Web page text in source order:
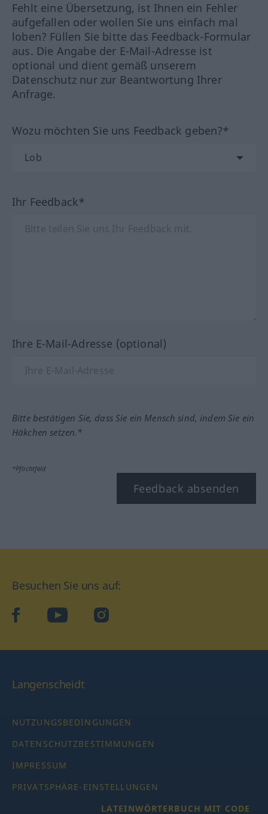
Fehlt eine Übersetzung, ist Ihnen ein Fehler
aufgefallen oder wollen Sie uns einfach mal
loben? Füllen Sie bitte das Feedback-Formular
aus. Die Angabe der E-Mail-Adresse ist
optional und dient gemäß unserem
Datenschutz nur zur Beantwortung Ihrer
Anfrage.
Wozu möchten Sie uns Feedback geben?*
Ihr Feedback*
Ihre E-Mail-Adresse (optional)
Bitte bestätigen Sie, dass Sie ein Mensch sind, indem Sie ein
Häkchen setzen.*
*Pflichtfeld
Feedback absenden
Besuchen Sie uns auf:
facebookYouTube Instagram
Langenscheidt
NUTZUNGSBEDINGUNGEN
DATENSCHUTZBESTIMMUNGEN
IMPRESSUM
PRIVATSPHÄRE-EINSTELLUNGEN
LATEINWÖRTERBUCH MIT CODE